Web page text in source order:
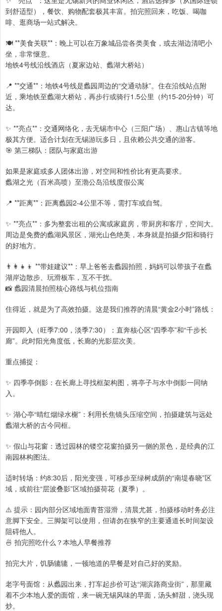
到舒适型），餐饮、购物配套极其丰富。拍完照回来，吃饭、喝咖
啡、逛商场一站式解决。
🍽️ **美食关联**：晚上可以在万象城品尝各类美食，或去湖边清吧小
坐，非常惬意。
地铁4号线沿线酒店（夏家边站、蠡湖大桥站）
📍 **交通**：地铁4号线是蠡园周边的“交通动脉”。住在沿线站点附
近，乘地铁至蠡湖大桥站，再步行或骑行1.5公里（约15-20分钟）可
达。
✨ **亮点**：交通网络化，去无锡市中心（三阳广场）、惠山古镇等地
极其方便。适合计划在无锡游玩多日，且依赖公共交通的游客。
🎯 第三梯队：团队与家庭出游
如果是家庭或多人团体出游，对空间和性价比有更高要求。
蠡湖之光（百米高喷）至渤公岛沿线度假公寓
📍 **距离**：距离蠡园2-4公里不等，需打车或自驾。
✨ **亮点**：多为整套出租的公寓或家庭房，带厨房和客厅，空间大。
周边是免费的蠡湖风景区，湖光山色绝美，本身就是拍摄夕阳和骑行
的好地方。
👨👩👧👦 **带娃建议**：早上爸爸去蠡园拍照，妈妈可以带孩子在蠡
湖岸边散步、玩滑板车，互不干扰。
📸 蠡园清晨拍照核心路线与机位指南
住得近，就是为了高效拍摄。这是我们推荐的清晨“黄金2小时”路线：
开园即入（旺季7:00，淡季7:30）：直奔核心区“四季亭”和“千步长
廊”。此时阳光角度低，长廊的光影层次美。
重点捕捉：
✨ 四季亭倒影：在长廊上寻找框架构图，将亭子与水中倒影一同纳
入。
✨ 湖心亭“晴红烟绿水榭”：利用长焦镜头压缩空间，拍摄建筑与远处
蠡湖大桥的古今同框。
✨ 假山与花窗：透过园林的镂空花窗拍摄另一侧的景色，是经典的江
南园林构图法。
适时转场：约8:30后，阳光变强，可移步至绿树成荫的“南堤春晓”区
域，或前往“层波叠影”区域拍摄荷花（夏季）。
⚠️ 提示：园内部分区域地面青苔湿滑，清晨尤甚，拍摄移动时务必注
意脚下安全。三脚架可以使用，但请勿在狭窄的主要通道长时间架设
阻碍他人。
🍜 拍完照吃什么？本地人早餐推荐
拍完大片，饥肠辘辘，一顿地道的早餐是对自己好的奖励。
老字号面馆：从蠡园出来，打车起步价可达“湖滨路商业街”，那里藏
着不少本地人爱的面馆，来一碗无锡风味的早面，汤头鲜甜，浇头现
炒。